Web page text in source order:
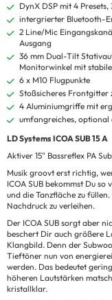
DynX DSP mit 4
intergrierter Bluetooth-
2 Line/Mic
Ausgang
36 mm Dual-Tilt
Monitorwinkel mit
6 x M10 Flugpunkte
Stoßsicheres Frontgitter
4 Aluminiumgriffe mit
umfangreiches,
LD Systems ICOA SUB 15 A
Aktiver 15" Bassreflex PA
Musik groovt erst richtig,
ICOA SUB bekommst Du so
und die Tanzfläche zu
Nachdruck zu verleihen.
Der ICOA SUB sorgt aber
beschert Dir auch größere
Klangbild. Denn der
Tieftöner nun von
werden. Das bedeutet
höheren Lautstärken
kristallklar.